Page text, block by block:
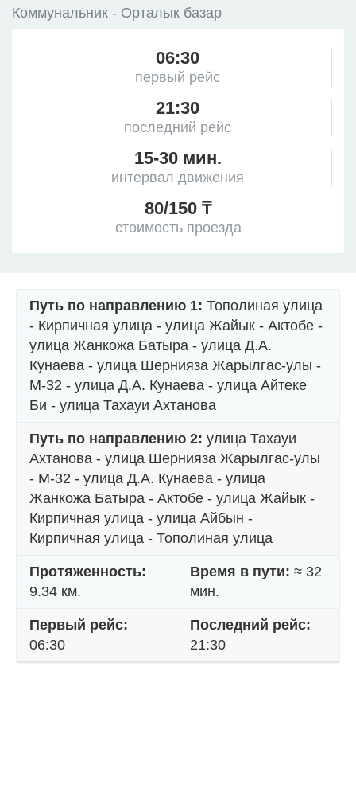
Коммунальник - Орталык базар
06:30
первый рейс
21:30
последний рейс
15-30 мин.
интервал движения
80/150 ₸
стоимость проезда
Путь по направлению 1: Тополиная улица
- Кирпичная улица - улица Жайык - Актобе -
улица Жанкожа Батыра - улица Д.А.
Кунаева - улица Шернияза Жарылгас-улы -
М-32 - улица Д.А. Кунаева - улица Айтеке
Би - улица Тахауи Ахтанова
Путь по направлению 2: улица Тахауи
Ахтанова - улица Шернияза Жарылгас-улы
- М-32 - улица Д.А. Кунаева - улица
Жанкожа Батыра - Актобе - улица Жайык -
Кирпичная улица - улица Айбын -
Кирпичная улица - Тополиная улица
Протяженность:
9.34 км.
Время в пути: ≈ 32
мин.
Первый рейс:
06:30
Последний рейс:
21:30